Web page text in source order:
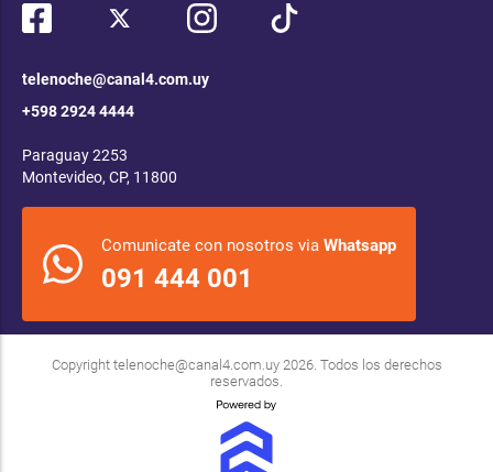
telenoche@canal4.com.uy
+598 2924 4444
Paraguay 2253
Montevideo, CP, 11800
Comunicate con nosotros via Whatsapp
091 444 001
Copyright telenoche@canal4.com.uy2026. Todos los derechos
reservados.